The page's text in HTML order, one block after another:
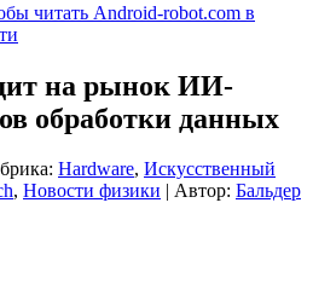
читать Android-robot.com в
на рынок ИИ-
обработки данных
Hardware, Искусственный
, Новости физики | Автор: Бальдер